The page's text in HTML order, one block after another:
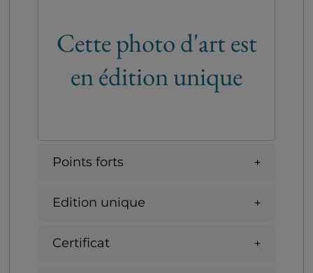
Cette photo d'art est
en édition unique
Points forts
Edition unique
Certificat